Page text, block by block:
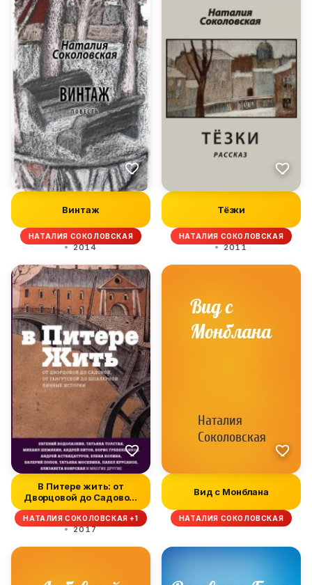
Винтаж
НАТАЛИЯ СОКОЛОВСКАЯ
2014
Тёзки
НАТАЛИЯ СОКОЛОВСКАЯ
2011
В Питере жить: от
Дворцовой до Садовой,
от Гангутс...
НАТАЛИЯ СОКОЛОВСКАЯ +1
2017
Вид с Монблана
НАТАЛИЯ СОКОЛОВСКАЯ